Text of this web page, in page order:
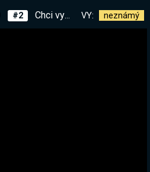
#2 Chci vytvořit tu největší základnu, kterou jsem kdy postavil! Bez modů | !list VY: neznámý